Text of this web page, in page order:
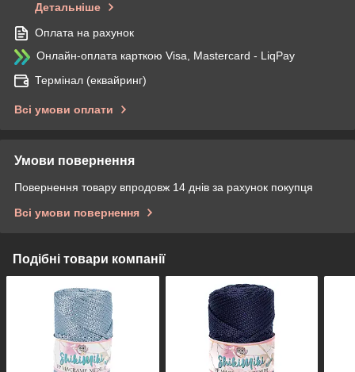
Детальніше
Оплата на рахунок
Онлайн-оплата карткою Visa, Mastercard - LiqPay
Термінал (еквайринг)
Всі умови оплати
Умови повернення
Повернення товару впродовж 14 днів за рахунок покупця
Всі умови повернення
Подібні товари компанії